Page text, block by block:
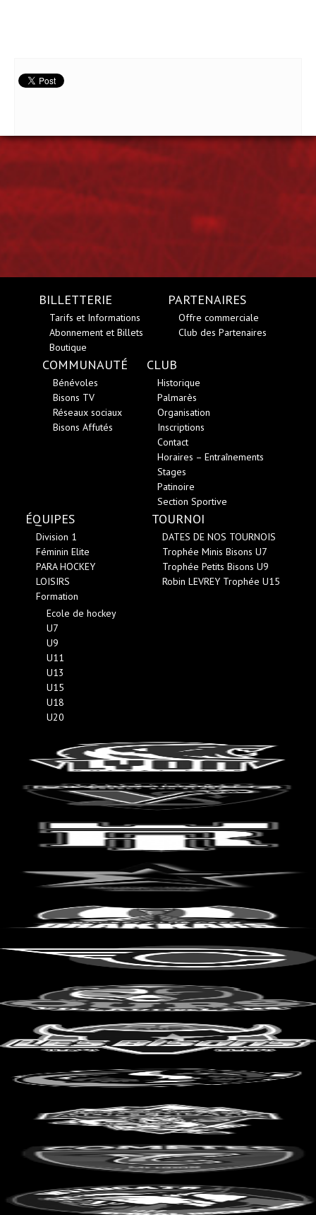
BILLETTERIE
Tarifs et Informations
Abonnement et Billets
Boutique
PARTENAIRES
Offre commerciale
Club des Partenaires
COMMUNAUTÉ
Bénévoles
Bisons TV
Réseaux sociaux
Bisons Affutés
CLUB
Historique
Palmarès
Organisation
Inscriptions
Contact
Horaires – Entraînements
Stages
Patinoire
Section Sportive
ÉQUIPES
Division 1
Féminin Elite
PARA HOCKEY
LOISIRS
Formation
Ecole de hockey
U7
U9
U11
U13
U15
U18
U20
TOURNOI
DATES DE NOS TOURNOIS
Trophée Minis Bisons U7
Trophée Petits Bisons U9
Robin LEVREY Trophée U15